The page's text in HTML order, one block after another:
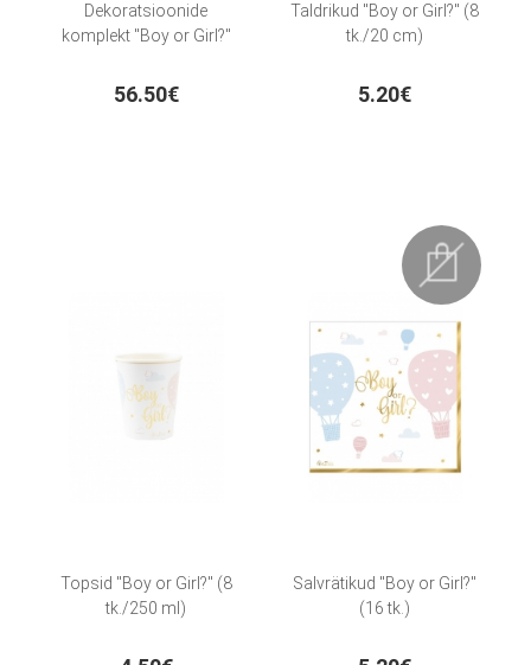
Dekoratsioonide
komplekt "Boy or Girl?"
56.50€
Taldrikud "Boy or Girl?" (8
tk./20 cm)
5.20€
Topsid "Boy or Girl?" (8
tk./250 ml)
Salvrätikud "Boy or Girl?"
(16 tk.)